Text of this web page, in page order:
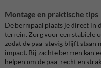
Montage en praktische tips
De bermpaal plaats je direct in
terrein. Zorg voor een stabiele
zodat de paal stevig blijft staan
impact. Bij zachte bermen kan
helpen om de paal recht en